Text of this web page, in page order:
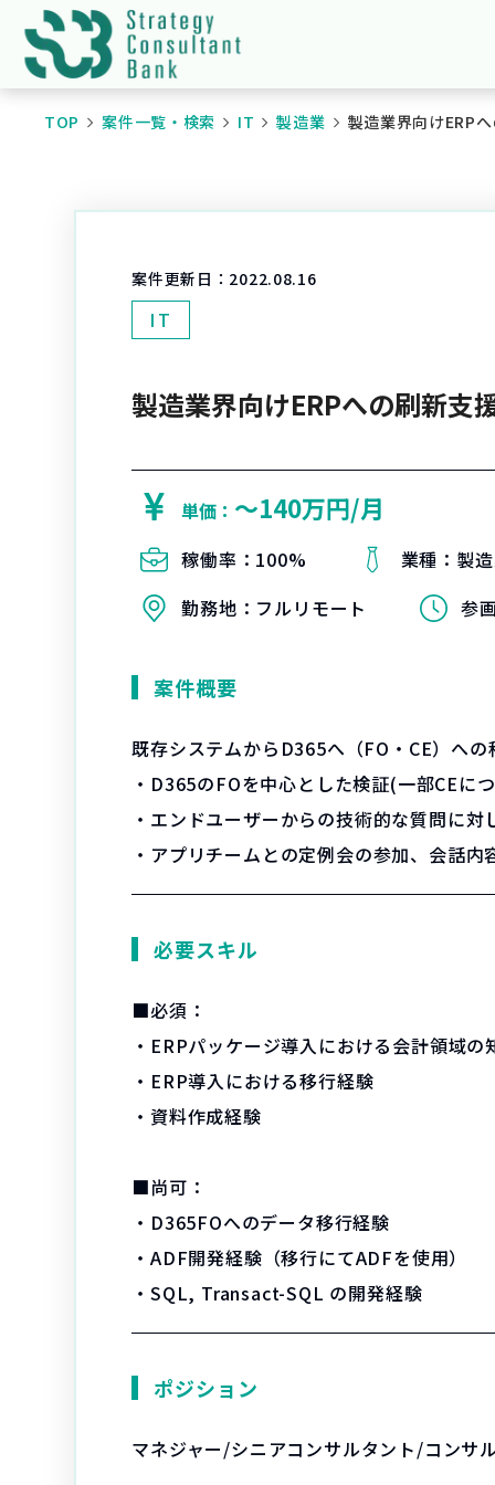
TOP 案件一覧・検索 IT 製造業 製造業界向けERP
案件更新日： 2022.08.16
IT
製造業界向けERPへの刷新支
単価： 〜140万円/月
稼働率： 100% 業種： 製
勤務地： フルリモート 参
案件概要
既存システムからD365へ（FO・CE）へ
・D365のFOを中心とした検証(一部CEに
・エンドユーザーからの技術的な質問に対
・アプリチームとの定例会の参加、会話内
必要スキル
■必須：
・ERPパッケージ導入における会計領域の
・ERP導入における移行経験
・資料作成経験
■尚可：
・D365FOへのデータ移行経験
・ADF開発経験（移行にてADFを使用）
・SQL, Transact-SQL の開発経験
ポジション
マネジャー/シニアコンサルタント/コンサ